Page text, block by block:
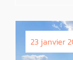
23 janvier